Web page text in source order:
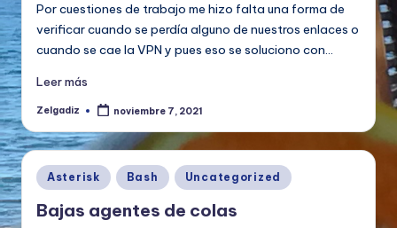
Por cuestiones de trabajo me hizo falta una forma de
verificar cuando se perdía alguno de nuestros enlaces o
cuando se cae la VPN y pues eso se soluciono con…
Leer más
Publicado
Zelgadiz noviembre 7, 2021
Publicado
en
Asterisk Bash Uncategorized
Bajas agentes de colas